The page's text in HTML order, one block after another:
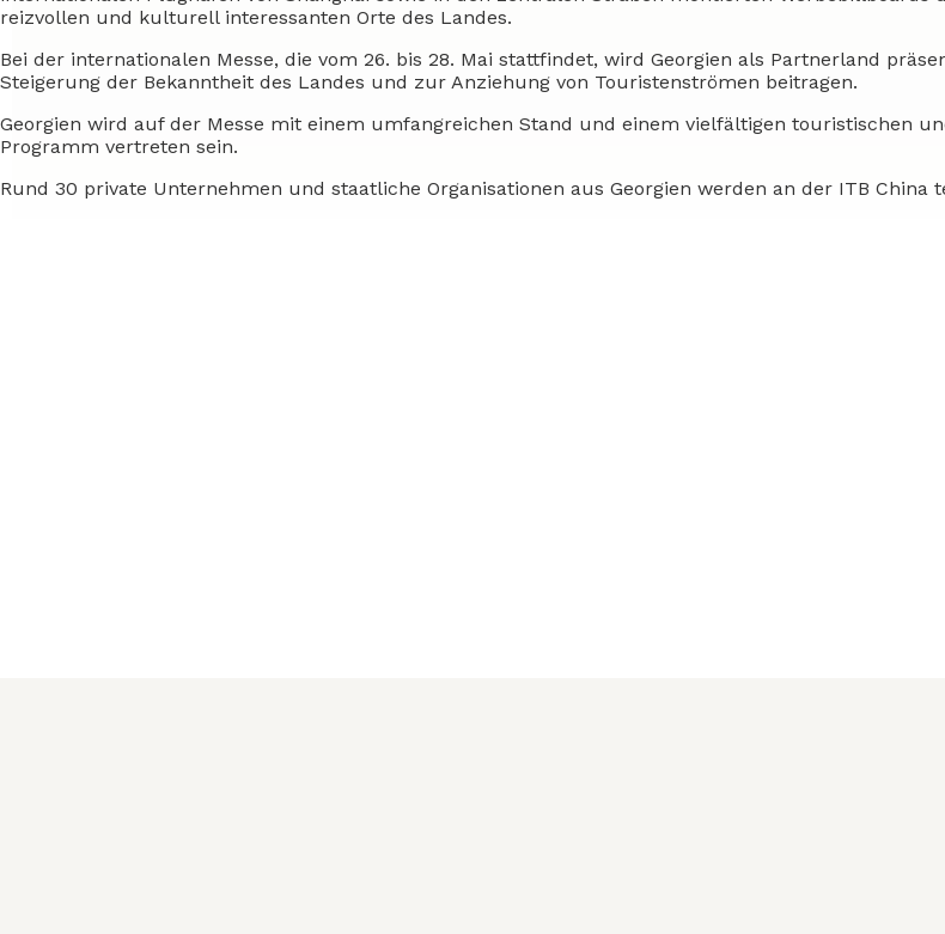
reizvollen und kulturell interessanten Orte des Landes.
Bei der internationalen Messe, die vom 26. bis 28. Mai stattfindet, wird Georgien als Partnerland
Steigerung der Bekanntheit des Landes und zur Anziehung von Touristenströmen beitragen.
Georgien wird auf der Messe mit einem umfangreichen Stand und einem vielfältigen touristischen
Programm vertreten sein.
Rund 30 private Unternehmen und staatliche Organisationen aus Georgien werden an der ITB China